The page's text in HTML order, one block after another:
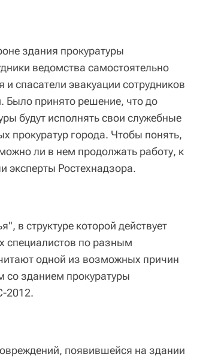
здания прокуратуры
ведомства самостоятельно
спасатели эвакуации сотрудников
Было принято решение, что до
будут исполнять свои служебные
прокуратур города. Чтобы понять,
ли в нем продолжать работу, к
эксперты Ростехнадзора.
в структуре которой действует
специалистов по разным
одной из возможных причин
со зданием прокуратуры
2012.
появившейся на здании